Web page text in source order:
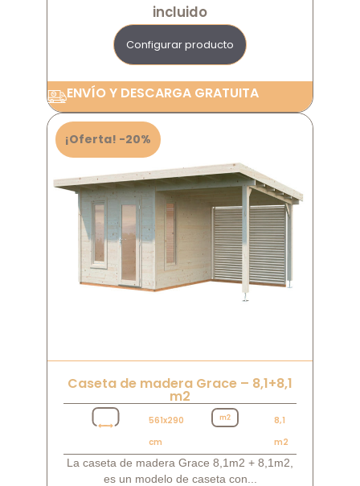
incluido
Configurar producto
ENVÍO Y DESCARGA GRATUITA
¡Oferta! -20%
Caseta de madera Grace – 8,1+8,1
m2
561x290
cm
8,1
m2
La caseta de madera Grace 8,1m2 + 8,1m2,
es un modelo de caseta con...